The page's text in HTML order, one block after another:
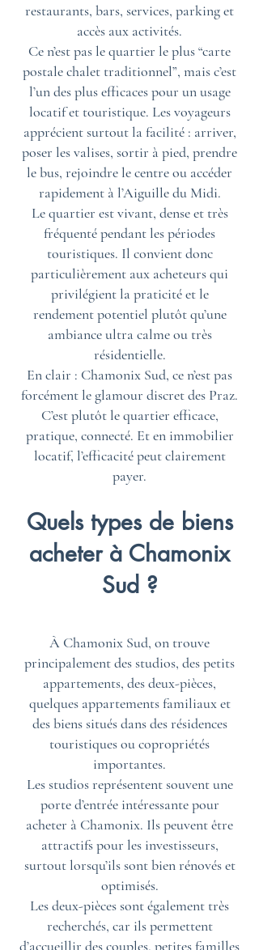
restaurants, bars, services, parking et
accès aux activités.
Ce n’est pas le quartier le plus “carte
postale chalet traditionnel”, mais c’est
l’un des plus efficaces pour un usage
locatif et touristique. Les voyageurs
apprécient surtout la facilité : arriver,
poser les valises, sortir à pied, prendre
le bus, rejoindre le centre ou accéder
rapidement à l’Aiguille du Midi.
Le quartier est vivant, dense et très
fréquenté pendant les périodes
touristiques. Il convient donc
particulièrement aux acheteurs qui
privilégient la praticité et le
rendement potentiel plutôt qu’une
ambiance ultra calme ou très
résidentielle.
En clair : Chamonix Sud, ce n’est pas
forcément le glamour discret des Praz.
C’est plutôt le quartier efficace,
pratique, connecté. Et en immobilier
locatif, l’efficacité peut clairement
payer.
Quels types de biens
acheter à Chamonix
Sud ?
À Chamonix Sud, on trouve
principalement des studios, des petits
appartements, des deux-pièces,
quelques appartements familiaux et
des biens situés dans des résidences
touristiques ou copropriétés
importantes.
Les studios représentent souvent une
porte d’entrée intéressante pour
acheter à Chamonix. Ils peuvent être
attractifs pour les investisseurs,
surtout lorsqu’ils sont bien rénovés et
optimisés.
Les deux-pièces sont également très
recherchés, car ils permettent
d’accueillir des couples, petites familles